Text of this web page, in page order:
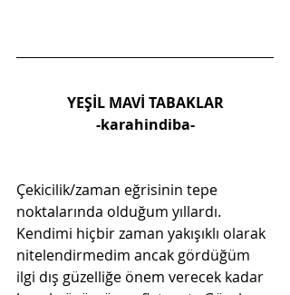
YEŞİL MAVİ TABAKLAR
-karahindiba-
Çekicilik/zaman eğrisinin tepe
noktalarında olduğum yıllardı.
Kendimi hiçbir zaman yakışıklı olarak
nitelendirmedim ancak gördüğüm
ilgi dış güzelliğe önem verecek kadar